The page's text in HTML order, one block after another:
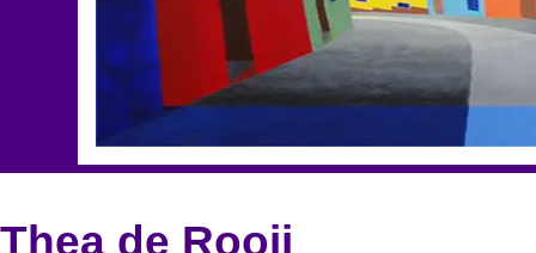
Thea de Rooij